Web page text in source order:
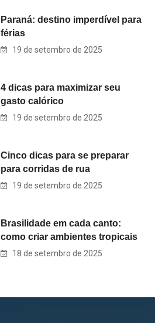
Paraná: destino imperdível para
férias
19 de setembro de 2025
4 dicas para maximizar seu
gasto calórico
19 de setembro de 2025
Cinco dicas para se preparar
para corridas de rua
19 de setembro de 2025
Brasilidade em cada canto:
como criar ambientes tropicais
18 de setembro de 2025